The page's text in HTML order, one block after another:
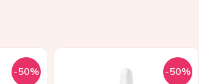
-50% -50%